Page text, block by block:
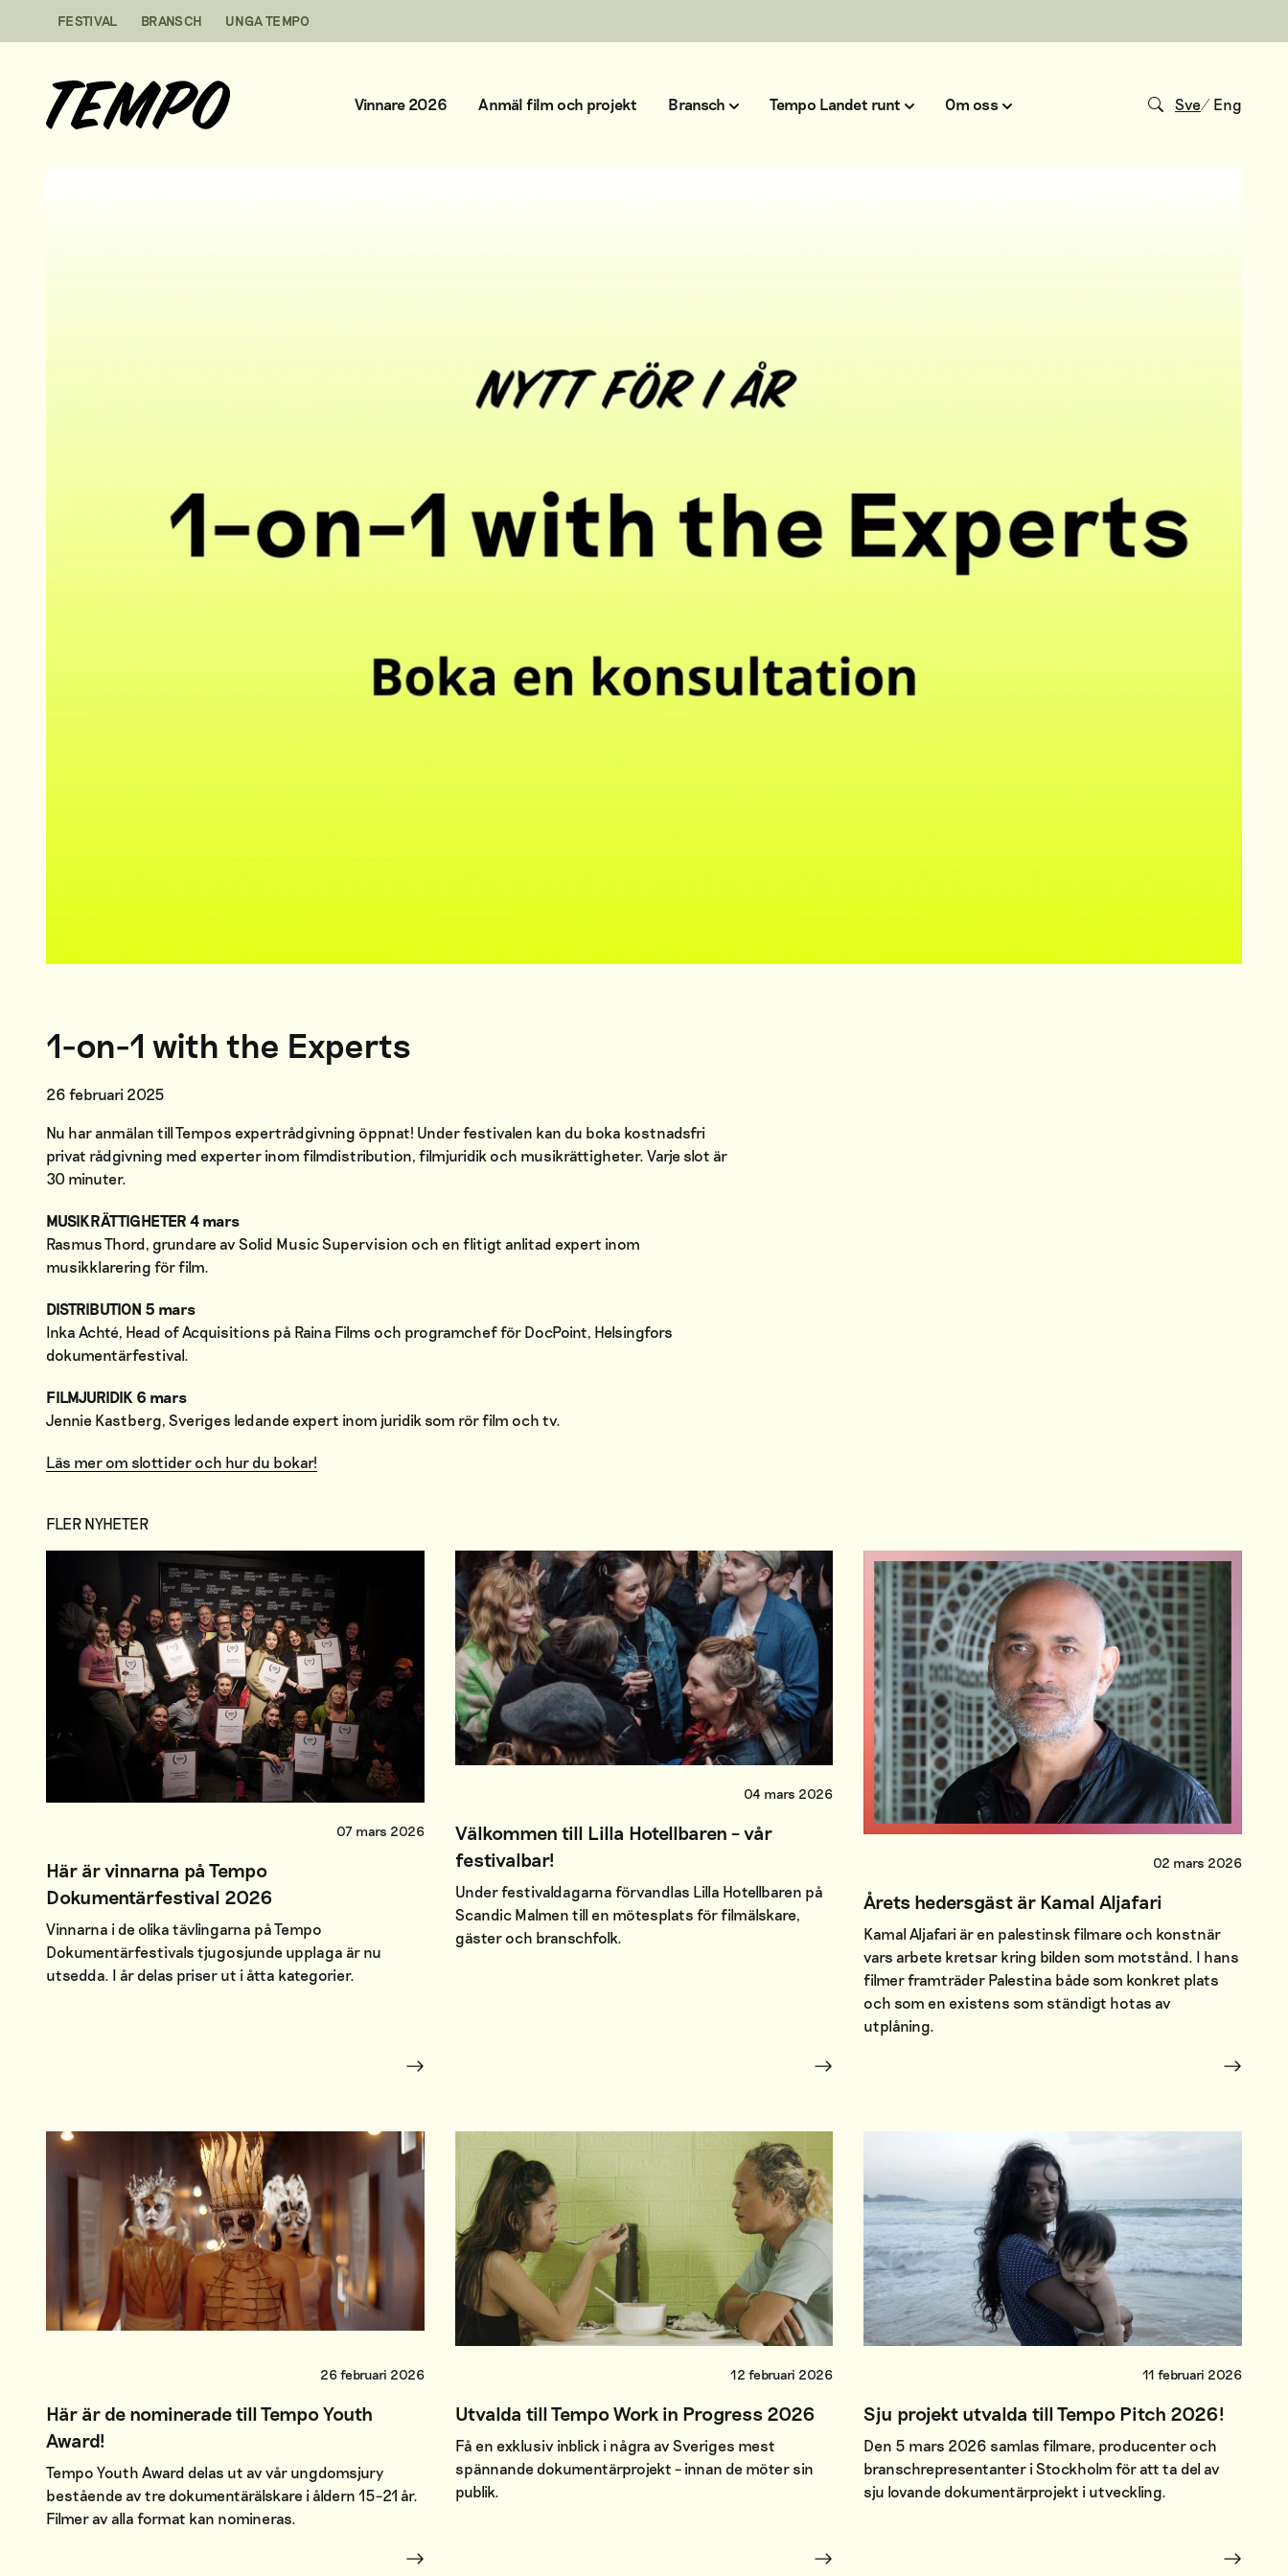
FESTIVAL BRANSCH UNGA TEMPO
Sve/ Eng
Vinnare 2026 Anmäl film och projekt Bransch Tempo Landet runt Om oss
1-on-1 with the Experts
26 februari 2025
Nu har anmälan till Tempos expertrådgivning öppnat! Under festivalen kan du boka kostnadsfri
privat rådgivning med experter inom filmdistribution, filmjuridik och musikrättigheter. Varje slot är
30 minuter.
MUSIKRÄTTIGHETER 4 mars
Rasmus Thord, grundare av Solid Music Supervision och en flitigt anlitad expert inom
musikklarering för film.
DISTRIBUTION 5 mars
Inka Achté, Head of Acquisitions på Raina Films och programchef för DocPoint, Helsingfors
dokumentärfestival.
FILMJURIDIK 6 mars
Jennie Kastberg, Sveriges ledande expert inom juridik som rör film och tv.
Läs mer om slottider och hur du bokar!
FLER NYHETER
07 mars 2026
Här är vinnarna på Tempo
Dokumentärfestival 2026
Vinnarna i de olika tävlingarna på Tempo
Dokumentärfestivals tjugosjunde upplaga är nu
utsedda. I år delas priser ut i åtta kategorier.
04 mars 2026
Välkommen till Lilla Hotellbaren – vår
festivalbar!
Under festivaldagarna förvandlas Lilla Hotellbaren på
Scandic Malmen till en mötesplats för filmälskare,
gäster och branschfolk.
02 mars 2026
Årets hedersgäst är Kamal Aljafari
Kamal Aljafari är en palestinsk filmare och konstnär
vars arbete kretsar kring bilden som motstånd. I hans
filmer framträder Palestina både som konkret plats
och som en existens som ständigt hotas av
utplåning.
26 februari 2026
Här är de nominerade till Tempo Youth
Award!
Tempo Youth Award delas ut av vår ungdomsjury
bestående av tre dokumentärälskare i åldern 15–21 år.
Filmer av alla format kan nomineras.
12 februari 2026
Utvalda till Tempo Work in Progress 2026
Få en exklusiv inblick i några av Sveriges mest
spännande dokumentärprojekt – innan de möter sin
publik.
11 februari 2026
Sju projekt utvalda till Tempo Pitch 2026!
Den 5 mars 2026 samlas filmare, producenter och
branschrepresentanter i Stockholm för att ta del av
sju lovande dokumentärprojekt i utveckling.